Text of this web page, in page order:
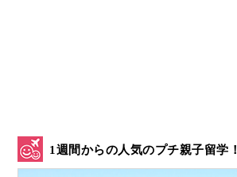
1週間からの人気のプチ親子留学！